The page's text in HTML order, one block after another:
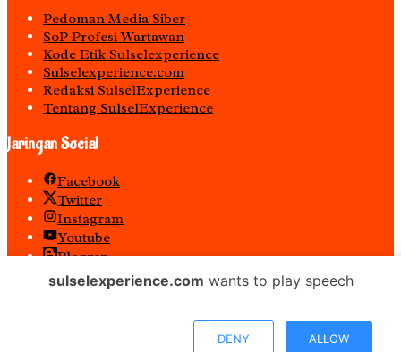
Pedoman Media Siber
S0P Profesi Wartawan
Kode Etik Sulselexperience
Sulselexperience.com
Redaksi SulselExperience
Tentang SulselExperience
Jaringan Social
Facebook
Twitter
Instagram
Youtube
Blogger
Spotify
𝐏𝐓 𝕰𝖝𝖕𝖊𝖗𝖎𝖊𝖓𝖈𝖊 𝕸𝖊𝖉𝖎𝖆 𝖀𝖙𝖆𝖒𝖆 𝕋𝕖𝕣𝕕𝕒𝕗𝕥𝕒𝕣 𝖊-𝕮𝖆𝖙𝖆𝖑𝖔𝖌 𝐁𝐞𝐥𝐚𝐧𝐣𝐚
sulselexperience.com wants to play speech
DENY ALLOW